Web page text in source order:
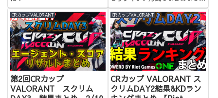
た！
CRカップVALORANT
第2回CRカップ
VALORANT スクリム
CRカップVALORANT
CRカップ VALORANT ス
クリムDAY2結果&KDラン